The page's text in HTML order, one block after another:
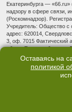
Екатеринбурга — «66.ru»
надзору в сфере связи,
(Роскомнадзор).
Учредитель: Общество с
адрес: 620014,
3, оф. 7015 Фактический
обл., г. Екатеринбург,
info@news.66.ru
Оставаясь на
политикой